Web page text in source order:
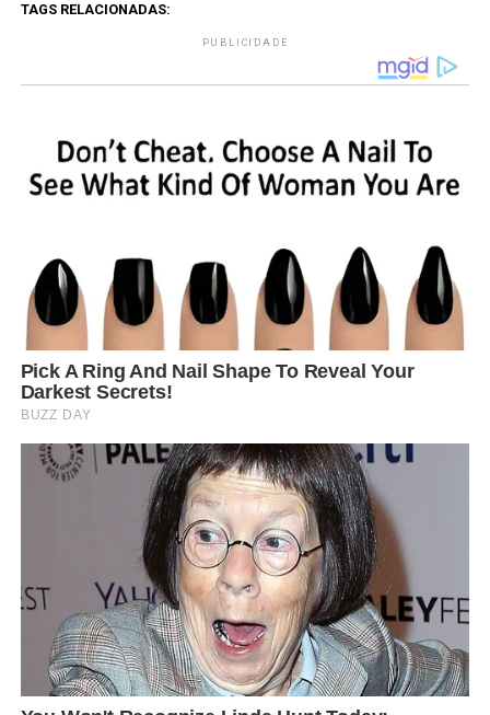
TAGS RELACIONADAS:
PUBLICIDADE